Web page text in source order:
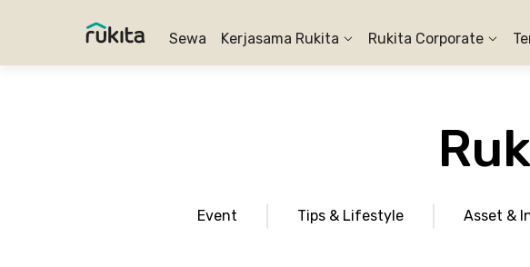
Sewa Kerjasama Rukita Rukita Corporate
Event Tips & Lifestyle Asset &